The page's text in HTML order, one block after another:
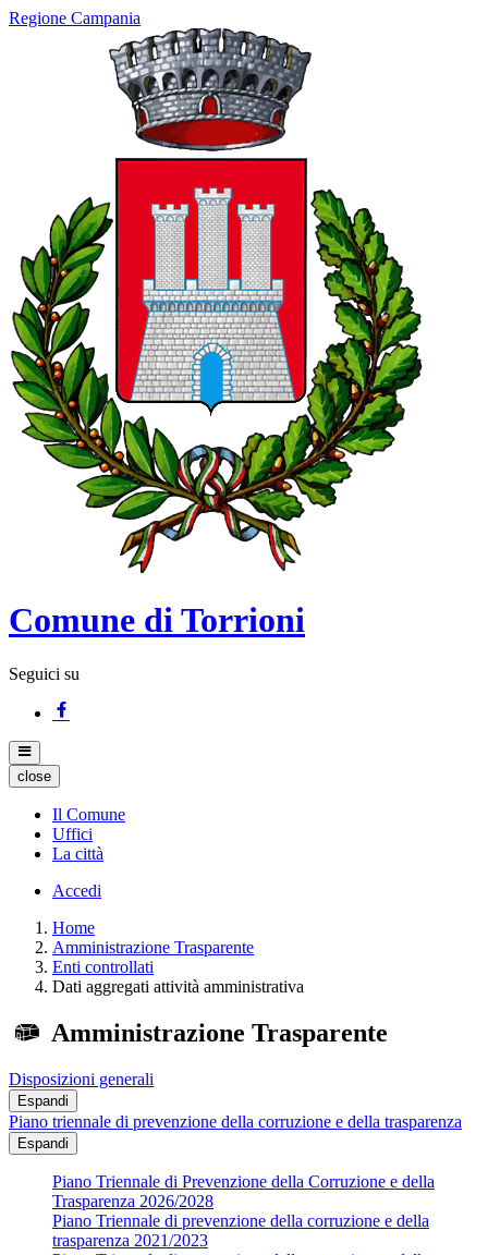
Regione Campania
Comune di Torrioni
Seguici su
close
Il Comune
Uffici
La città
Accedi
Home
Amministrazione Trasparente
Enti controllati
Dati aggregati attività amministrativa
Amministrazione Trasparente
Disposizioni generali
Espandi
Piano triennale di prevenzione della corruzione e della trasparenza
Espandi
Piano Triennale di Prevenzione della Corruzione e della
Trasparenza 2026/2028
Piano Triennale di prevenzione della corruzione e della
trasparenza 2021/2023